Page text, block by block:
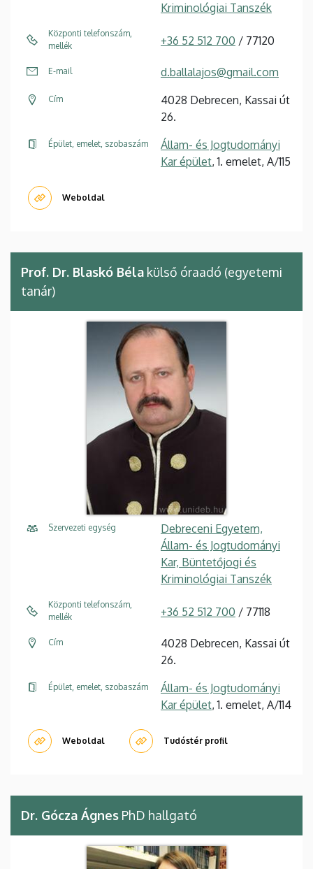
Kriminológiai Tanszék
Központi telefonszám,
mellék
+36 52 512 700 / 77120
E-mail d.ballalajos@gmail.com
Cím
4028 Debrecen, Kassai út
26.
Épület, emelet, szobaszám
Állam- és Jogtudományi
Kar épület, 1. emelet, A/115
Weboldal
Prof. Dr. Blaskó Béla külső óraadó (egyetemi
tanár)
Szervezeti egység
Debreceni Egyetem,
Állam- és Jogtudományi
Kar, Büntetőjogi és
Kriminológiai Tanszék
Központi telefonszám,
mellék
+36 52 512 700 / 77118
Cím
4028 Debrecen, Kassai út
26.
Épület, emelet, szobaszám
Állam- és Jogtudományi
Kar épület, 1. emelet, A/114
Weboldal Tudóstér profil
Dr. Gócza Ágnes PhD hallgató